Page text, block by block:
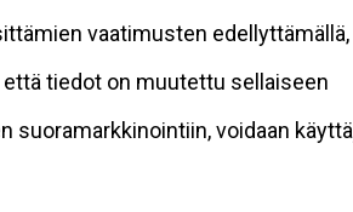
vaatimusten edellyttämällä,
tiedot on muutettu sellaiseen
voidaan